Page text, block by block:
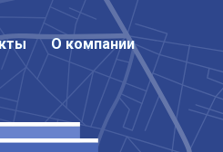
О компании
О компании